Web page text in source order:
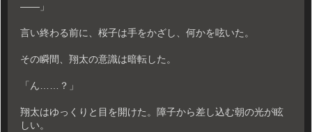
――」
言い終わる前に、桜子は手をかざし、何かを呟いた。
その瞬間、翔太の意識は暗転した。
「ん……？」
翔太はゆっくりと目を開けた。障子から差し込む朝の光が眩
しい。